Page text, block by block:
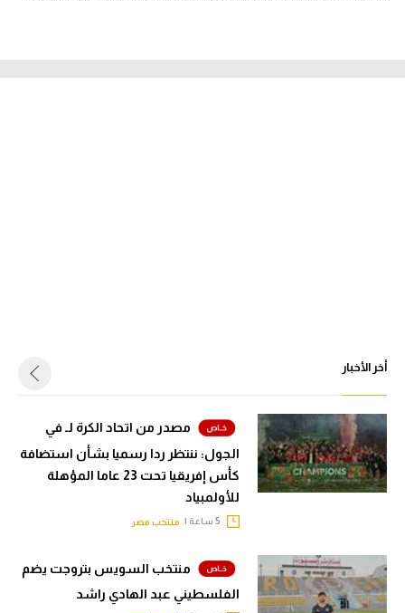
أخر الأخبار
مصدر من اتحاد الكرة لـ في
الجول: ننتظر ردا رسميا بشأن استضافة
كأس إفريقيا تحت 23 عاما المؤهلة
للأولمبياد
منتخب مصر
منتخب السويس بتروجت يضم
الفلسطيني عبد الهادي راشد